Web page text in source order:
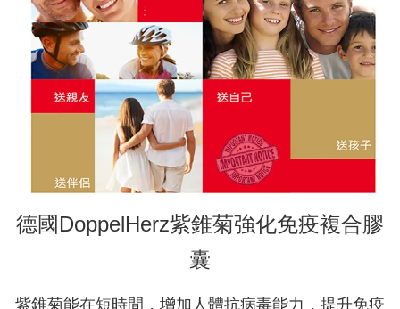
德國DoppelHerz紫錐菊強化免疫複合膠
囊
紫錐菊能在短時間，增加人體抗病毒能力，提升免疫